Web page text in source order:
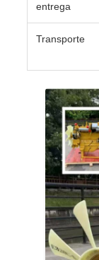
entrega
Transporte